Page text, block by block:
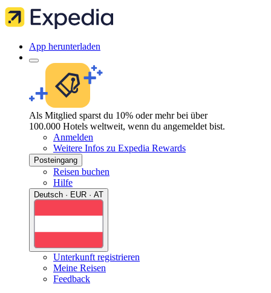
App herunterladen
Als Mitglied sparst du 10% oder mehr bei über
100.000 Hotels weltweit, wenn du angemeldet bist.
Anmelden
Weitere Infos zu Expedia Rewards
Posteingang
Reisen buchen
Hilfe
Deutsch · EUR · AT
Unterkunft registrieren
Meine Reisen
Feedback